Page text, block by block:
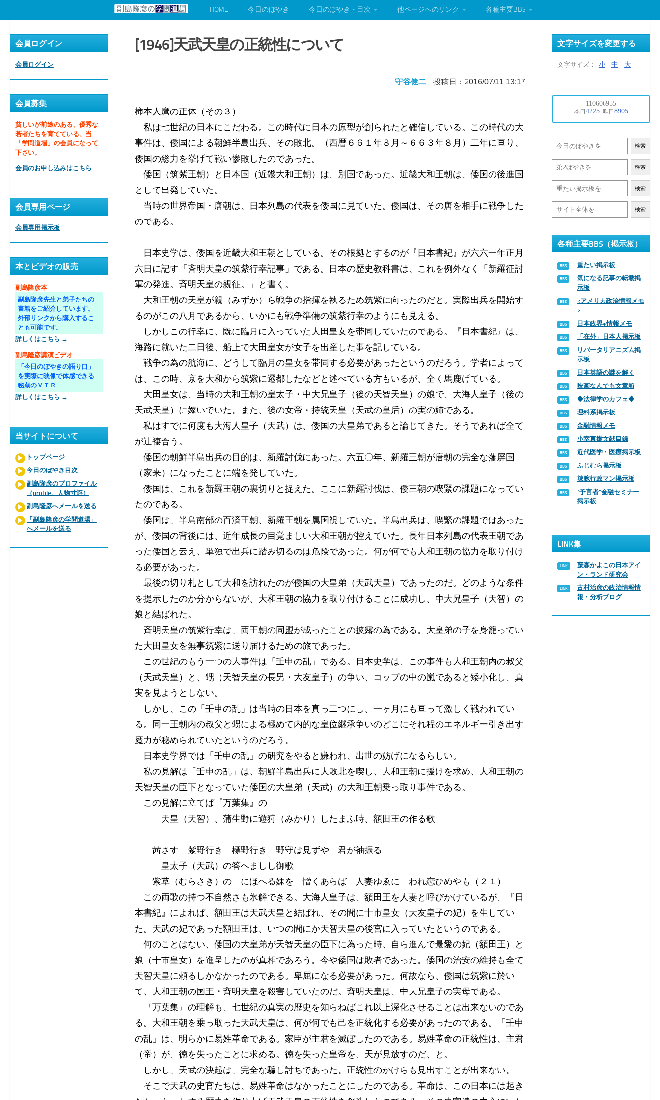
HOME 今日のぼやき 今日のぼやき・目次 他ページへのリンク 各種主要BBS
[1946]天武天皇の正統性について
守谷健二 投稿日：2016/07/11 13:17
柿本人麿の正体（その３）
私は七世紀の日本にこだわる。この時代に日本の原型が創られたと確信している。この時代の大
事件は、倭国による朝鮮半島出兵、その敗北。（西暦６６１年８月～６６３年８月）二年に亘り、
倭国の総力を挙げて戦い惨敗したのであった。
倭国（筑紫王朝）と日本国（近畿大和王朝）は、別国であった。近畿大和王朝は、倭国の後進国
として出発していた。
当時の世界帝国・唐朝は、日本列島の代表を倭国に見ていた。倭国は、その唐を相手に戦争した
のである。
日本史学は、倭国を近畿大和王朝としている。その根拠とするのが『日本書紀』が六六一年正月
六日に記す「斉明天皇の筑紫行幸記事」である。日本の歴史教科書は、これを例外なく「新羅征討
軍の発進。斉明天皇の親征。」と書く。
大和王朝の天皇が親（みずか）ら戦争の指揮を執るため筑紫に向ったのだと。実際出兵を開始す
るのがこの八月であるから、いかにも戦争準備の筑紫行幸のようにも見える。
しかしこの行幸に、既に臨月に入っていた大田皇女を帯同していたのである。『日本書紀』は、
海路に就いた二日後、船上で大田皇女が女子を出産した事を記している。
戦争の為の航海に、どうして臨月の皇女を帯同する必要があったというのだろう。学者によって
は、この時、京を大和から筑紫に遷都したなどと述べている方もいるが、全く馬鹿げている。
大田皇女は、当時の大和王朝の皇太子・中大兄皇子（後の天智天皇）の娘で、大海人皇子（後の
天武天皇）に嫁いでいた。また、後の女帝・持統天皇（天武の皇后）の実の姉である。
私はすでに何度も大海人皇子（天武）は、倭国の大皇弟であると論じてきた。そうであれば全て
が辻褄合う。
倭国の朝鮮半島出兵の目的は、新羅討伐にあった。六五〇年、新羅王朝が唐朝の完全な藩屏国
（家来）になったことに端を発していた。
倭国は、これを新羅王朝の裏切りと捉えた。ここに新羅討伐は、倭王朝の喫緊の課題になってい
たのである。
倭国は、半島南部の百済王朝、新羅王朝を属国視していた。半島出兵は、喫緊の課題ではあった
が、倭国の背後には、近年成長の目覚ましい大和王朝が控えていた。長年日本列島の代表王朝であ
った倭国と云え、単独で出兵に踏み切るのは危険であった。何が何でも大和王朝の協力を取り付け
る必要があった。
最後の切り札として大和を訪れたのが倭国の大皇弟（天武天皇）であったのだ。どのような条件
を提示したのか分からないが、大和王朝の協力を取り付けることに成功し、中大兄皇子（天智）の
娘と結ばれた。
斉明天皇の筑紫行幸は、両王朝の同盟が成ったことの披露の為である。大皇弟の子を身籠ってい
た大田皇女を無事筑紫に送り届けるための旅であった。
この世紀のもう一つの大事件は「壬申の乱」である。日本史学は、この事件も大和王朝内の叔父
（天武天皇）と、甥（天智天皇の長男・大友皇子）の争い、コップの中の嵐であると矮小化し、真
実を見ようとしない。
しかし、この「壬申の乱」は当時の日本を真っ二つにし、一ヶ月にも亘って激しく戦われてい
る。同一王朝内の叔父と甥による極めて内的な皇位継承争いのどこにそれ程のエネルギー引き出す
魔力が秘められていたというのだろう。
日本史学界では「壬申の乱」の研究をやると嫌われ、出世の妨げになるらしい。
私の見解は「壬申の乱」は、朝鮮半島出兵に大敗北を喫し、大和王朝に援けを求め、大和王朝の
天智天皇の臣下となっていた倭国の大皇弟（天武）の大和王朝乗っ取り事件である。
この見解に立てば『万葉集』の
天皇（天智）、蒲生野に遊狩（みかり）したまふ時、額田王の作る歌
茜さす 紫野行き 標野行き 野守は見ずや 君が袖振る
皇太子（天武）の答へましし御歌
紫草（むらさき）の にほへる妹を 憎くあらば 人妻ゆゑに われ恋ひめやも（２１）
この両歌の持つ不自然さも氷解できる。大海人皇子は、額田王を人妻と呼びかけているが、『日
本書紀』によれば、額田王は天武天皇と結ばれ、その間に十市皇女（大友皇子の妃）を生してい
た。天武の妃であった額田王は、いつの間にか天智天皇の後宮に入っていたというのである。
何のことはない、倭国の大皇弟が天智天皇の臣下に為った時、自ら進んで最愛の妃（額田王）と
娘（十市皇女）を進呈したのが真相であろう。今や倭国は敗者であった。倭国の治安の維持も全て
天智天皇に頼るしかなかったのである。卑屈になる必要があった。何故なら、倭国は筑紫に於い
て、大和王朝の国王・斉明天皇を殺害していたのだ。斉明天皇は、中大兄皇子の実母である。
『万葉集』の理解も、七世紀の真実の歴史を知らねばこれ以上深化させることは出来ないのであ
る。大和王朝を乗っ取った天武天皇は、何が何でも己を正統化する必要があったのである。「壬申
の乱」は、明らかに易姓革命である。家臣が主君を滅ぼしたのである。易姓革命の正統性は、主君
（帝）が、徳を失ったことに求める。徳を失った皇帝を、天が見放すのだ、と。
しかし、天武の決起は、完全な騙し討ちであった。正統性のかけらも見出すことが出来ない。
そこで天武の史官たちは、易姓革命はなかったことにしたのである。革命は、この日本には起き
会員ログイン
会員ログイン
会員募集
貧しいが前途のある、優秀な
若者たちを育てている、当
「学問道場」の会員になって
下さい。
会員のお申し込みはこちら
会員専用ページ
会員専用掲示板
本とビデオの販売
副島隆彦本
副島隆彦先生と弟子たちの
書籍をご紹介しています。
外部リンクから購入するこ
とも可能です。
詳しくはこちら →
副島隆彦講演ビデオ
「今日のぼやきの語り口」
を実際に映像で体感できる
秘蔵のＶＴＲ
詳しくはこちら →
当サイトについて
トップページ
今日のぼやき目次
副島隆彦のプロファイル
（profile、人物寸評）
副島隆彦へメールを送る
「副島隆彦の学問道場」
へメールを送る
文字サイズを変更する
文字サイズ： 小 中 大
検索
検索
検索
検索
各種主要BBS（掲示板）
重たい掲示板
気になる記事の転載掲
示板
<アメリカ政治情報メモ
>
日本政界●情報メモ
「在外」日本人掲示板
リバータリアニズム掲
示板
日本英語の謎を解く
映画なんでも文章箱
◆法律学のカフェ◆
理科系掲示板
金融情報メモ
小室直樹文献目録
近代医学・医療掲示板
ふじむら掲示板
辣腕行政マン掲示板
“予言者”金融セミナー
掲示板
LINK集
藤森かよこの日本アイ
ン・ランド研究会
古村治彦の政治情報情
報・分析ブログ